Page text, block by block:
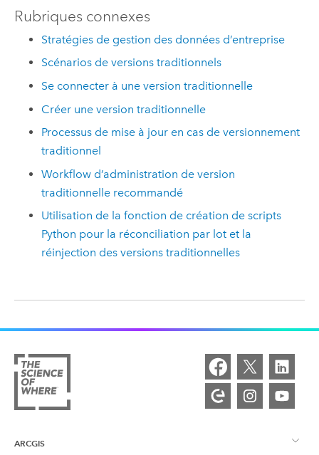
Rubriques connexes
Stratégies de gestion des données d’entreprise
Scénarios de versions traditionnels
Se connecter à une version traditionnelle
Créer une version traditionnelle
Processus de mise à jour en cas de versionnement
traditionnel
Workflow d’administration de version
traditionnelle recommandé
Utilisation de la fonction de création de scripts
Python pour la réconciliation par lot et la
réinjection des versions traditionnelles
ARCGIS